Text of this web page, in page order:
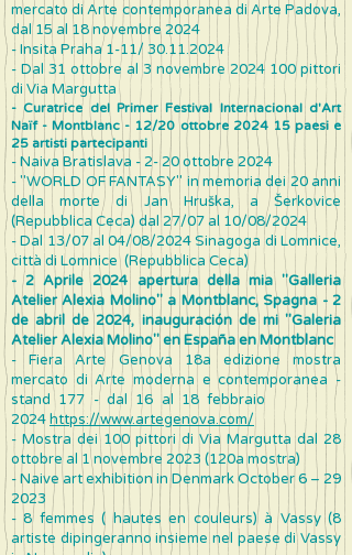
mercato di Arte contemporanea di Arte Padova,
dal 15 al 18 novembre 2024
- Insita Praha 1-11/ 30.11.2024
- Dal 31 ottobre al 3 novembre 2024 100 pittori
di Via Margutta
- Curatrice del Primer Festival Internacional d'Art
Naïf - Montblanc - 12/20 ottobre 2024 15 paesi e
25 artisti partecipanti
- Naiva Bratislava - 2- 20 ottobre 2024
- "WORLD OF FANTASY" in memoria dei 20 anni
della morte di Jan Hruška, a Šerkovice
(Repubblica Ceca) dal 27/07 al 10/08/2024
- Dal 13/07 al 04/08/2024 Sinagoga di Lomnice,
città di Lomnice (Repubblica Ceca)
- 2 Aprile 2024 apertura della mia "Galleria
Atelier Alexia Molino" a Montblanc, Spagna - 2
de abril de 2024, inauguración de mi "Galeria
Atelier Alexia Molino" en España en Montblanc
- Fiera Arte Genova 18a edizione mostra
mercato di Arte moderna e contemporanea -
stand 177 - dal 16 al 18 febbraio
2024 https://www.artegenova.com/
- Mostra dei 100 pittori di Via Margutta dal 28
ottobre al 1 novembre 2023 (120a mostra)
- Naive art exhibition in Denmark October 6 – 29
2023
- 8 femmes ( hautes en couleurs) à Vassy (8
artiste dipingeranno insieme nel paese di Vassy